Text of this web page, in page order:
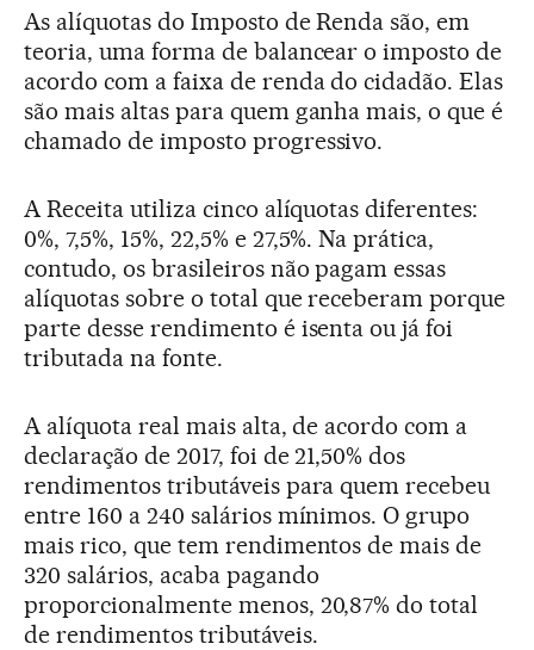
As alíquotas do Imposto de Renda são, em
teoria, uma forma de balancear o imposto de
acordo com a faixa de renda do cidadão. Elas
são mais altas para quem ganha mais, o que é
chamado de imposto progressivo.
A Receita utiliza cinco alíquotas diferentes:
0%, 7,5%, 15%, 22,5% e 27,5%. Na prática,
contudo, os brasileiros não pagam essas
alíquotas sobre o total que receberam porque
parte desse rendimento é isenta ou já foi
tributada na fonte.
A alíquota real mais alta, de acordo com a
declaração de 2017, foi de 21,50% dos
rendimentos tributáveis para quem recebeu
entre 160 a 240 salários mínimos. O grupo
mais rico, que tem rendimentos de mais de
320 salários, acaba pagando
proporcionalmente menos, 20,87% do total
de rendimentos tributáveis.